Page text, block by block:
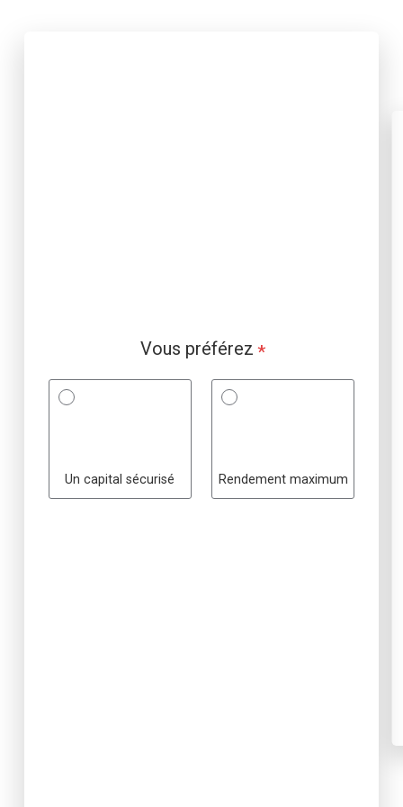
Vous préférez *
Un capital sécurisé Rendement maximum